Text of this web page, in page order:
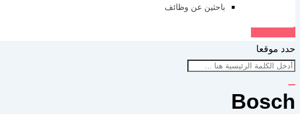
باحثين عن وظائف
حدد موقعا
Bosch